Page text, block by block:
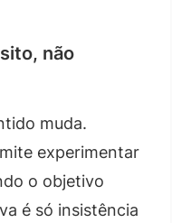
não
muda.
experimentar
o objetivo
é só insistência